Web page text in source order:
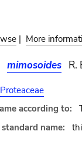
| More
mimosoides R.
Proteaceae
according to:
name: